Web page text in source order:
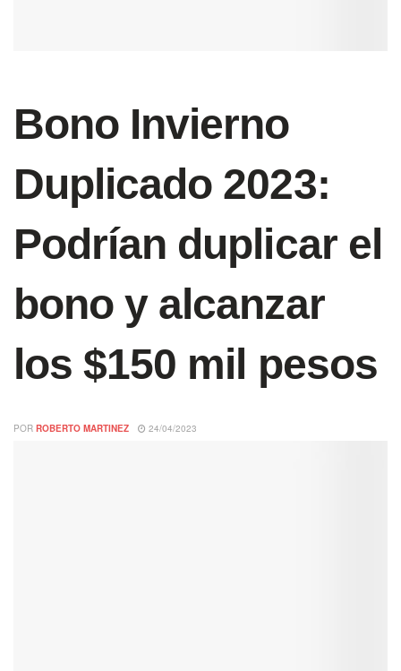
Bono Invierno
Duplicado 2023:
Podrían duplicar el
bono y alcanzar
los $150 mil pesos
POR ROBERTO MARTINEZ 24/04/2023